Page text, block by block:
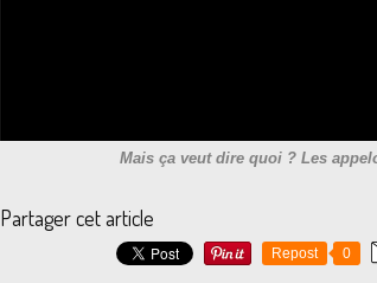
Mais ça veut dire quoi ? Les
Partager cet article
Repost 0